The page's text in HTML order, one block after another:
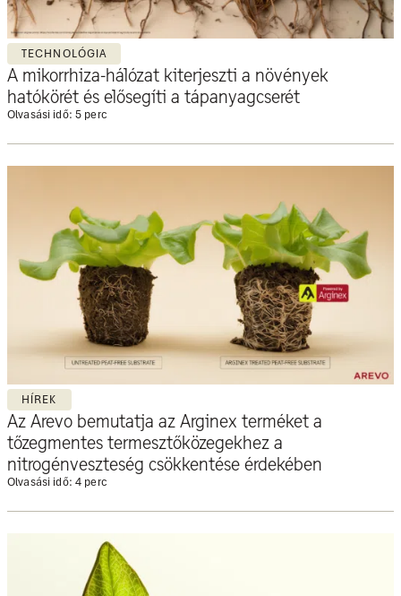
TECHNOLÓGIA
A mikorrhiza-hálózat kiterjeszti a növények
hatókörét és elősegíti a tápanyagcserét
Olvasási idő: 5 perc
HÍREK
Az Arevo bemutatja az Arginex terméket a
tőzegmentes termesztőközegekhez a
nitrogénveszteség csökkentése érdekében
Olvasási idő: 4 perc